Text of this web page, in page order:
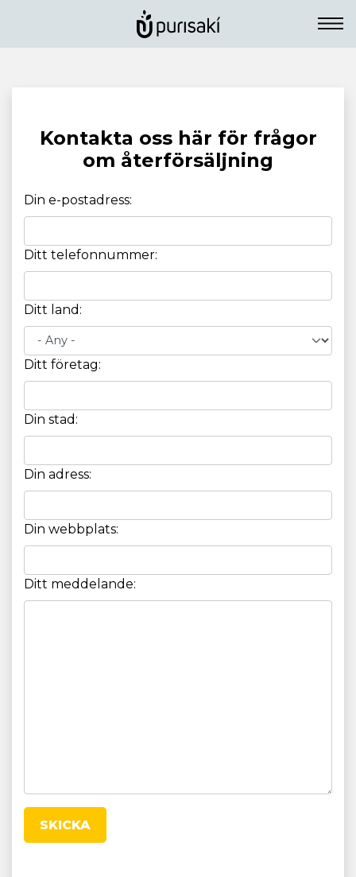
Kontakta oss här för frågor
om återförsäljning
Din e-postadress:
Ditt telefonnummer:
Ditt land:
Ditt företag:
Din stad:
Din adress:
Din webbplats:
Ditt meddelande:
SKICKA